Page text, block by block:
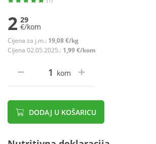
2 29
€/kom
Cijena za j.m.: 19,08 €/kg
Cijena 02.05.2025.: 1,99 €/kom
kom
DODAJ U KOŠARICU